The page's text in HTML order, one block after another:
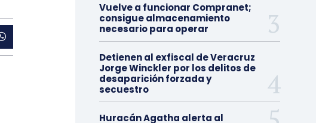
Vuelve a funcionar Compranet;
consigue almacenamiento
necesario para operar
Detienen al exfiscal de Veracruz
Jorge Winckler por los delitos de
desaparición forzada y
secuestro
Huracán Agatha alerta al